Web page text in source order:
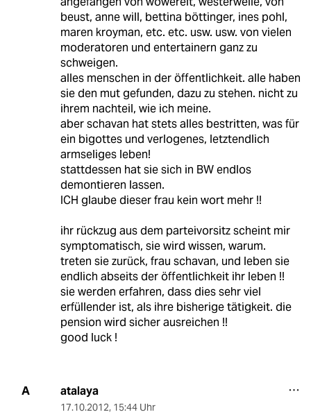
beust, anne will, bettina böttinger, ines pohl,
maren kroyman, etc. etc. usw. usw. von vielen
moderatoren und entertainern ganz zu
schweigen.
alles menschen in der öffentlichkeit. alle haben
sie den mut gefunden, dazu zu stehen. nicht zu
ihrem nachteil, wie ich meine.
aber schavan hat stets alles bestritten, was für
ein bigottes und verlogenes, letztendlich
armseliges leben!
stattdessen hat sie sich in BW endlos
demontieren lassen.
ICH glaube dieser frau kein wort mehr !!
ihr rückzug aus dem parteivorsitz scheint mir
symptomatisch, sie wird wissen, warum.
treten sie zurück, frau schavan, und leben sie
endlich abseits der öffentlichkeit ihr leben !!
sie werden erfahren, dass dies sehr viel
erfüllender ist, als ihre bisherige tätigkeit. die
pension wird sicher ausreichen !!
good luck !
A atalaya
17.10.2012, 15:44 Uhr